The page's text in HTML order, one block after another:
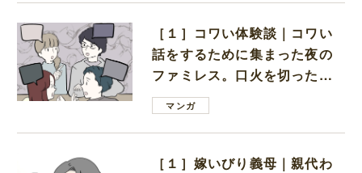
［１］コワい体験談｜コワい
話をするために集まった夜の
ファミレス。口火を切ったの
は電車好きの男の子ママ
マンガ
［１］嫁いびり義母｜親代わ